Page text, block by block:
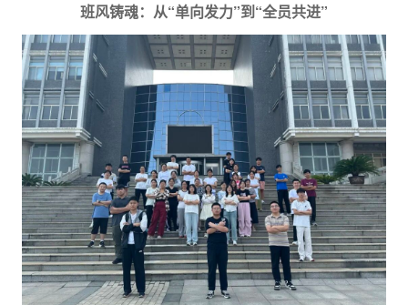
班风铸魂：从“单向发力”到“全员共进”